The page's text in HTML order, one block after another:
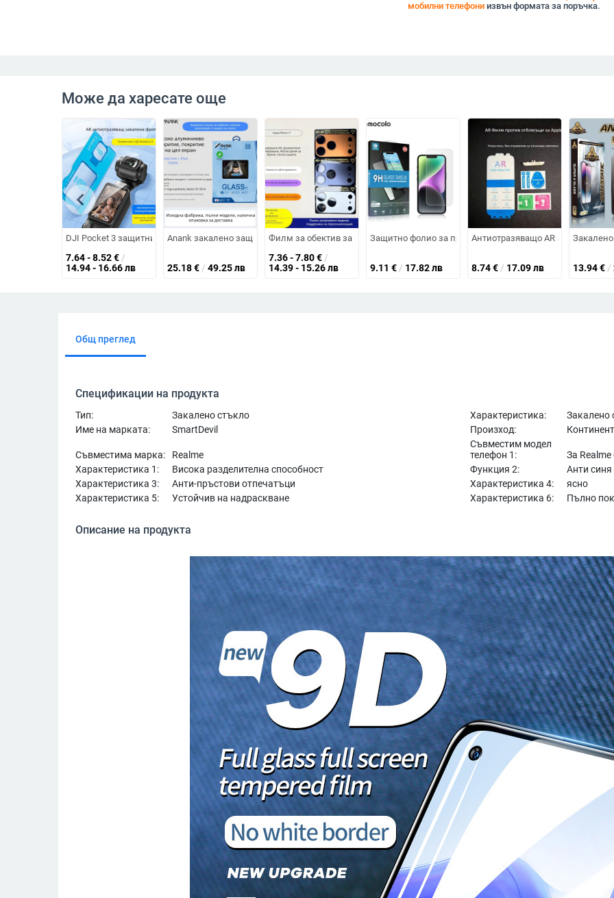
мобилни телефониизвън формата за поръчка.
Може да харесате още
DJI Pocket 3 защитник на екран от закалено стъкло – HD яснота, фронтална мембрана, Magic kale
7.64 - 8.52€ /
14.94 - 16.66 лв
Anank закалено защитно стъкло за iPad Pro 2024, антисиня светлина, пълно покритие на екрана
25.18€ / 49.25 лв
Филм за обектив за iPhone 17 Pro Max — алуминиева сплав, антиотразителен,
7.36 - 7.80€ /
14.39 - 15.26 лв
Защитно фолио за преден екран за iPhone 15 Pro Max –
9.11 € / 17.82 лв
Антиотразяващо AR защитно
8.74€ / 17.09 лв 13.94€ /
chevron_left
Общ преглед
Спецификации на продукта
Тип: Закалено стъкло Характеристика:
Закалено
Име на марката:
SmartDevil Произход:
Съвместима марка: Realme
Съвместим модел
телефон 1:
За Realme
Характеристика 1:
Висока разделителна способност Функция 2:
Анти синя
Характеристика 3:
Анти-пръстови отпечатъци Характеристика 4:
ясно
Характеристика 5:
Устойчив на надраскване Характеристика 6: Пълно
Описание на продукта